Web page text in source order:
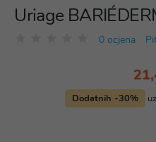
Uriage
0 ocjena
Dodatnih -30%